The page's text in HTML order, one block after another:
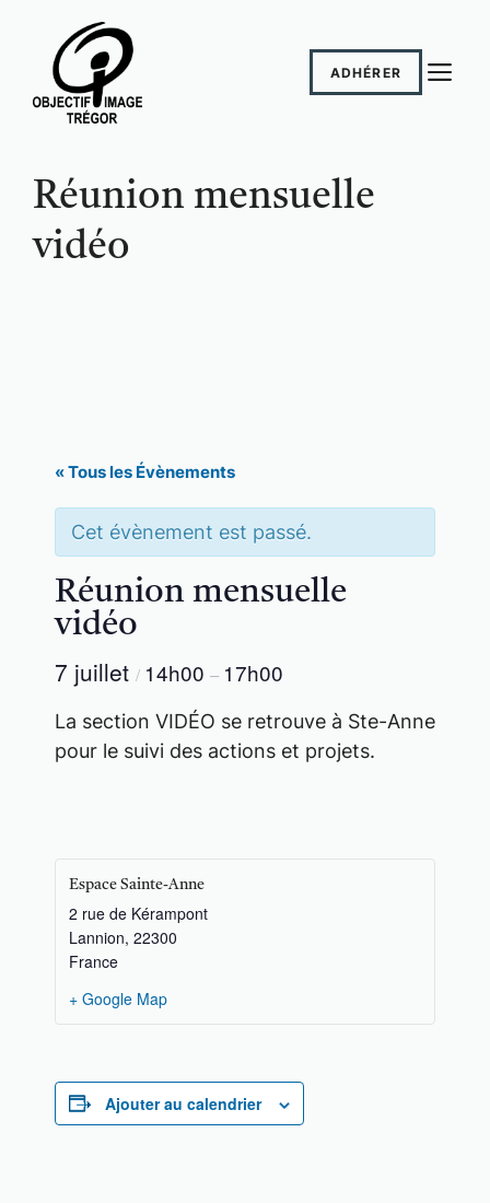
contenu
ADHÉRER
Réunion mensuelle
vidéo
« Tous les Évènements
Cet évènement est passé.
Réunion mensuelle
vidéo
7 juillet / 14h00 – 17h00
La section VIDÉO se retrouve à Ste-Anne
pour le suivi des actions et projets.
Espace Sainte-Anne
2 rue de Kérampont
Lannion, 22300
France
+ Google Map
Ajouter au calendrier